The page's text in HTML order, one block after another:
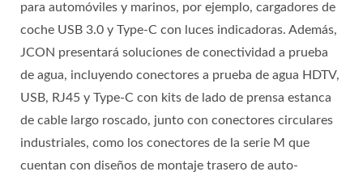
para automóviles y marinos, por ejemplo, cargadores de
coche USB 3.0 y Type-C con luces indicadoras. Además,
JCON presentará soluciones de conectividad a prueba
de agua, incluyendo conectores a prueba de agua HDTV,
USB, RJ45 y Type-C con kits de lado de prensa estanca
de cable largo roscado, junto con conectores circulares
industriales, como los conectores de la serie M que
cuentan con diseños de montaje trasero de auto-